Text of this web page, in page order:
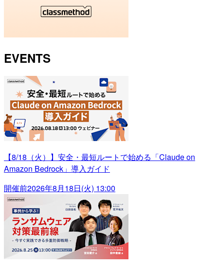
EVENTS
【8/18（火）】安全・最短ルートで始める「Claude on
Amazon Bedrock」導入ガイド
開催前2026年8月18日(火) 13:00